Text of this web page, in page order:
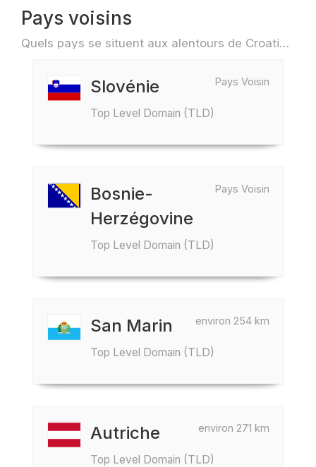
Pays voisins
Quels pays se situent aux alentours de Croatie par exemple pour des voyage ou des vols
Pays Voisin
Slovénie
Top Level Domain (TLD)
Pays Voisin
Bosnie-
Herzégovine
Top Level Domain (TLD)
environ 254 km
San Marin
Top Level Domain (TLD)
environ 271 km
Autriche
Top Level Domain (TLD)